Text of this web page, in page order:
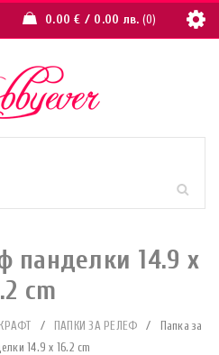
0.00€ / 0.00 лв. 0
панделки 14.9 x
cm
/ ПАПКИ ЗА РЕЛЕФ /
Папка за
14.9 x 16.2 cm